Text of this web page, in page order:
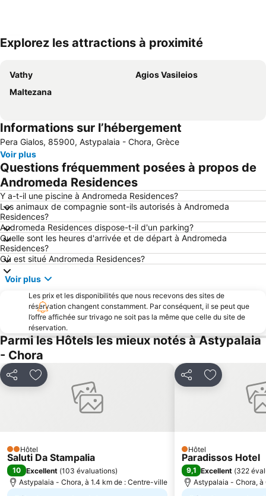
Explorez les attractions à proximité
Vathy
Agios Vasileios
Maltezana
Informations sur l’hébergement
Pera Gialos, 85900, Astypalaia - Chora, Grèce
Voir plus
Questions fréquemment posées à propos de
Andromeda Residences
Y a-t-il une piscine à Andromeda Residences?
Les animaux de compagnie sont-ils autorisés à Andromeda
Residences?
Andromeda Residences dispose-t-il d'un parking?
Quelle sont les heures d'arrivée et de départ à Andromeda
Residences?
Où est situé Andromeda Residences?
Voir plus
Les prix et les disponibilités que nous recevons des sites de
réservation changent constamment. Par conséquent, il se peut que
l’offre affichée sur trivago ne soit pas la même que celle du site de
réservation.
Parmi les Hôtels les mieux notés à Astypalaia
- Chora
PartagerAjouter à mes favoris
2 Étoiles
Hôtel
Saluti Da Stampalia
10 Excellent (103 évaluations)
Astypalaia - Chora, à 1.4 km de : Centre-ville
PartagerAjouter à
1 Étoiles
Hôtel
Paradissos Hotel
9,1 Excellent (322
Astypalaia - Chora,